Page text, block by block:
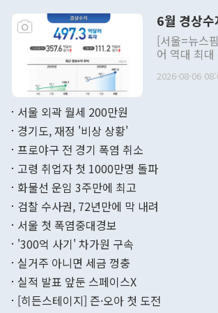
주의적 희망
관의 대북
관 부처 장
관의 무리한
다. [정동영 통일부 장관이 지난달 23일 오후 서울 종로구 정부서울청사에
무너졌다고
함께 4자 대
"우리의 선
6월 경상
[서울=뉴스
어 역대 최
료=한국은행] 한국은행이 6일 발표한 '2026년 6월 국제수지(잠정)'
며 월간 기
196.9% 급
수출은
기록했지만
로 전환됐다.
2026-08-06
서울 외곽 월세 200만원
경기도, 재정 '비상 상황'
프로야구 전 경기 폭염 취소
고령 취업자 첫 1000만명 돌파
화물선 운임 3주만에 최고
검찰 수사권, 72년만에 막 내려
서울 첫 폭염중대경보
'300억 사기' 차가원 구속
실거주 아니면 세금 껑충
실적 발표 앞둔 스페이스X
[히든스테이지] 즌·오아 첫 도전